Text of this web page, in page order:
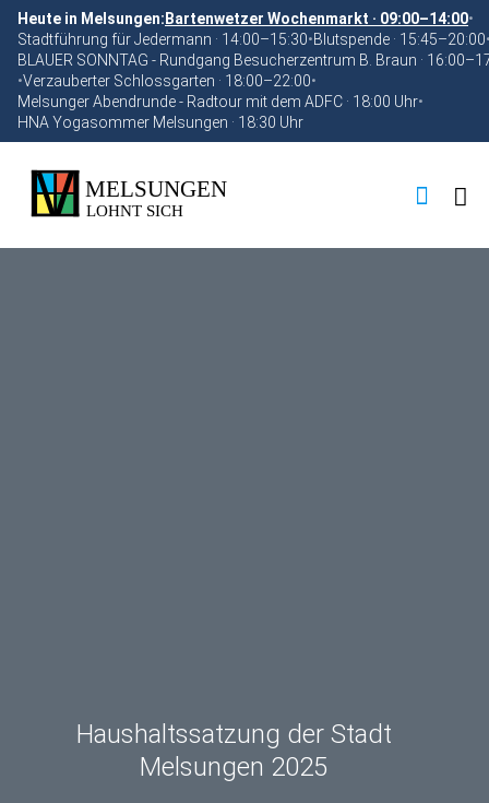
Heute in Melsungen: Bartenwetzer Wochenmarkt · 09:00–14:00•
Stadtführung für Jedermann · 14:00–15:30•Blutspende · 15:45–20:00
BLAUER SONNTAG - Rundgang Besucherzentrum B. Braun ·
•Verzauberter Schlossgarten · 18:00–22:00•
Melsunger Abendrunde - Radtour mit dem ADFC · 18:00 Uhr•
HNA Yogasommer Melsungen · 18:30 Uhr
Haushaltssatzung der Stadt
Melsungen 2025